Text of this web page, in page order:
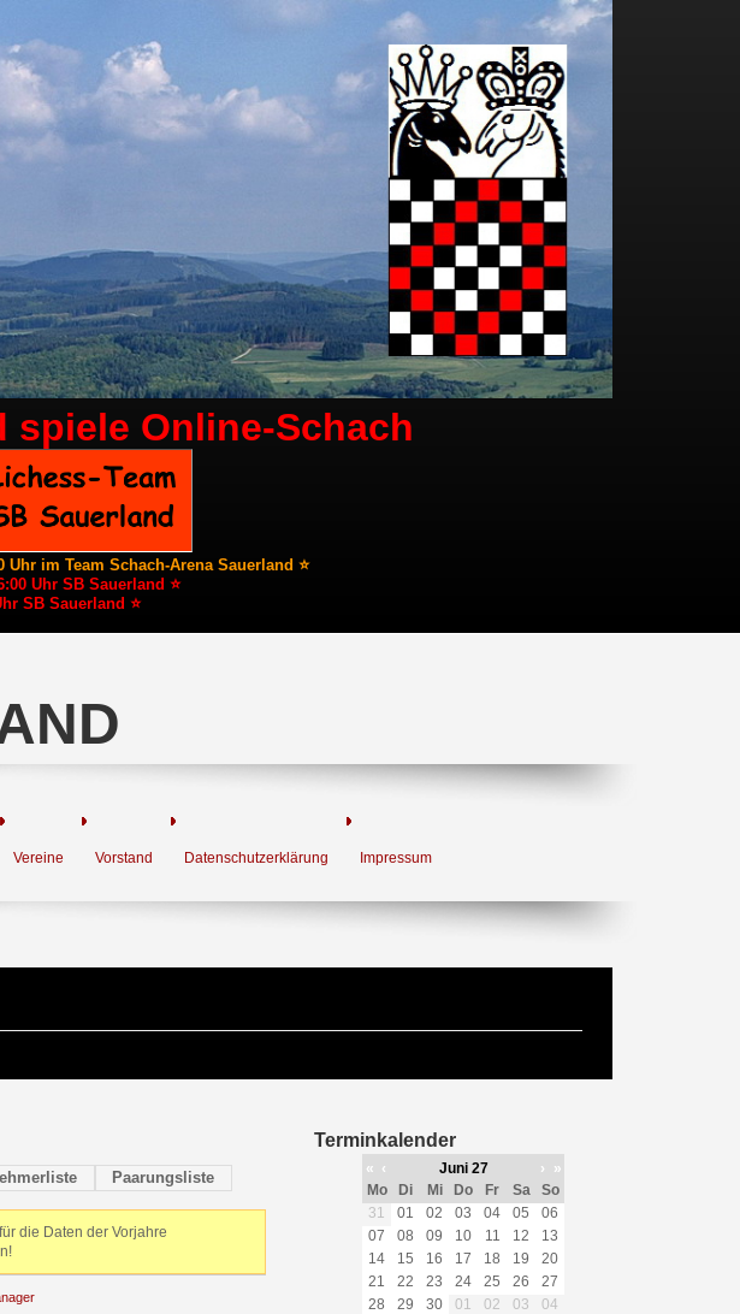
spiele Online-Schach
im Team Schach-Arena Sauerland ⭐
Uhr SB Sauerland ⭐
SB Sauerland ⭐
Vereine Vorstand Datenschutzerklärung Impressum
Paarungsliste
die Daten der Vorjahre
Terminkalender
« ‹ Juni 27 ›
»
Mo
Di Mi Do Fr Sa
So
31
01 02 03 04 05
06
07
08 09 10 11 12
13
14
15 16 17 18 19
20
21
22 23 24 25 26
27
28
29 30 01 02 03 04